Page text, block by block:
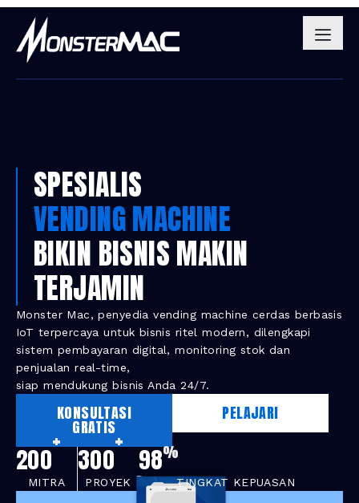
SPESIALIS
VENDING MACHINE
BIKIN BISNIS MAKIN
TERJAMIN
Monster Mac, penyedia vending machine cerdas berbasis
IoT terpercaya untuk bisnis ritel modern, dilengkapi
sistem pembayaran digital, monitoring stok dan
penjualan real-time,
siap mendukung bisnis Anda 24/7.
KONSULTASI
GRATIS
PELAJARI
200
+
MITRA
300
+
PROYEK
98%
TINGKAT KEPUASAN